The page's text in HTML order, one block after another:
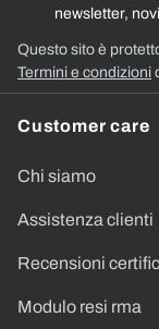
Customer care
Chi siamo
Assistenza clienti
Recensioni
Modulo resi rma
newsletter,
Questo sito è
Termini e condizioni